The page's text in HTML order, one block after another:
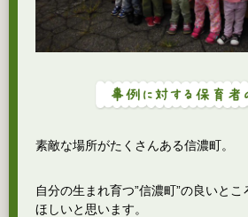
素敵な場所がたくさんある信濃町。
自分の生まれ育つ”信濃町”の良いと
ほしいと思います。